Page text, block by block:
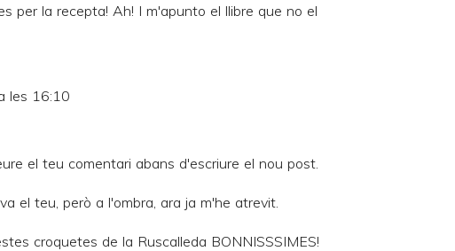
per la recepta! Ah! I m'apunto el llibre que no el
les 16:10
el teu comentari abans d'escriure el nou post.
el teu, però a l'ombra, ara ja m'he atrevit.
croquetes de la Ruscalleda BONNISSSIMES!